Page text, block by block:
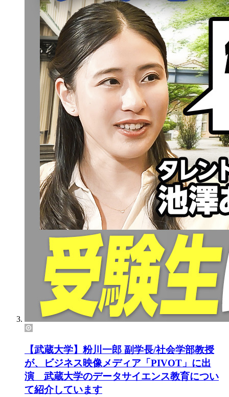
【武蔵大学】粉川一郎 副学長/社会学部教授
が、ビジネス映像メディア「PIVOT」に出
演 武蔵大学のデータサイエンス教育につい
て紹介しています